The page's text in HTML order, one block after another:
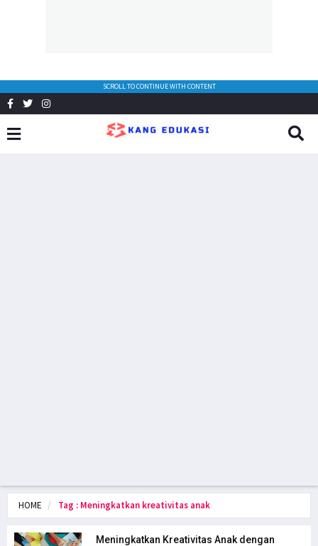
SCROLL TO CONTINUE WITH CONTENT
HOME Tag : Meningkatkan kreativitas anak
Meningkatkan Kreativitas Anak dengan